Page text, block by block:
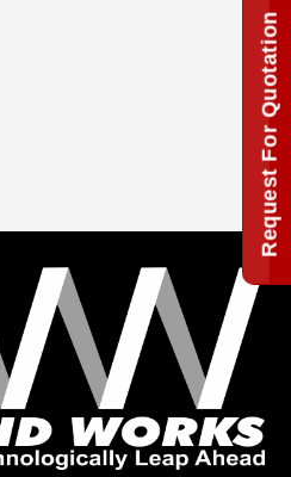
Request For Quotation